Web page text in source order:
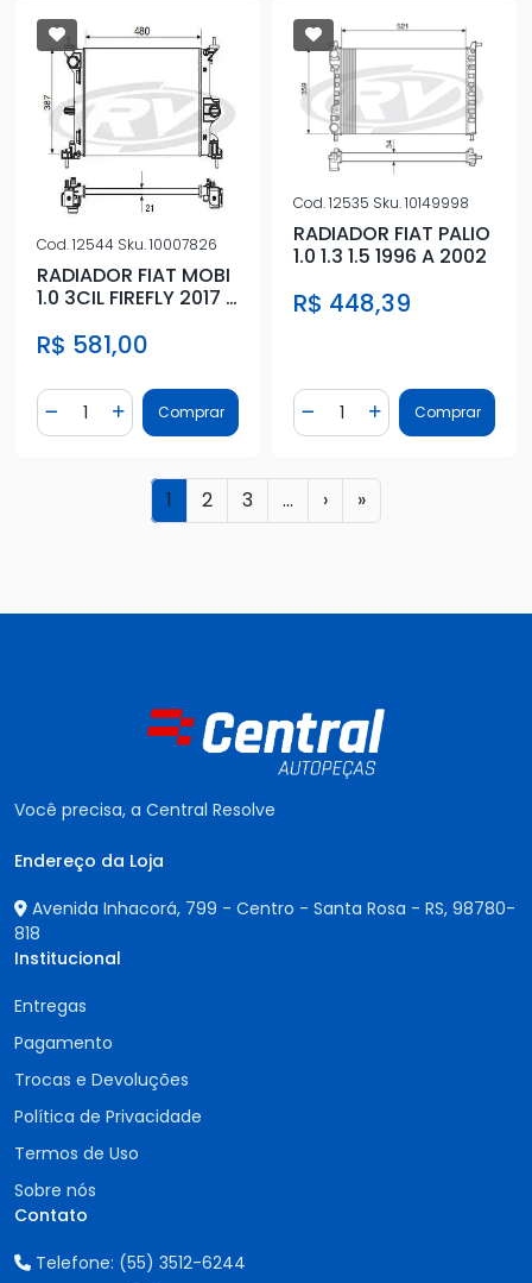
Cod.12544 Sku.10007826
RADIADOR FIAT MOBI
1.0 3CIL FIREFLY 2017 A
R$ 581,00
Diminuir Quantidade
Quantidade
Adicionar Quantidade
Comprar
Cod.12535 Sku.10149998
RADIADOR FIAT PALIO
1.0 1.3 1.5 1996 A 2002
R$ 448,39
Diminuir Quantidade
Quantidade
AdicionarComprar
1 2 3 ... › »
Você precisa, a Central Resolve
Endereço da Loja
Avenida Inhacorá, 799 - Centro - Santa Rosa - RS, 98780-
818
Institucional
Entregas
Pagamento
Trocas e Devoluções
Política de Privacidade
Termos de Uso
Sobre nós
Contato
Telefone: (55) 3512-6244